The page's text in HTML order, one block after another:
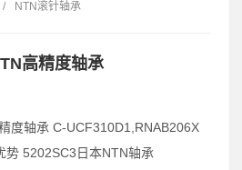
/ NTN滚针轴承
高精度轴承
度轴承 C-UCF310D1,RNAB206X
势 5202SC3日本NTN轴承